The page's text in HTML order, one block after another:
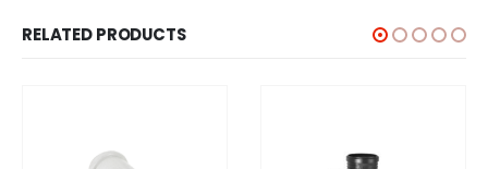
RELATED PRODUCTS